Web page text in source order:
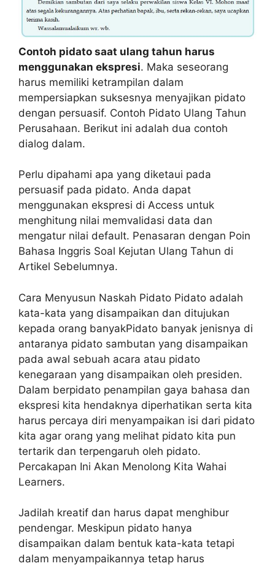
Contoh pidato saat ulang tahun harus
menggunakan ekspresi. Maka seseorang
harus memiliki ketrampilan dalam
mempersiapkan suksesnya menyajikan pidato
dengan persuasif. Contoh Pidato Ulang Tahun
Perusahaan. Berikut ini adalah dua contoh
dialog dalam.
Perlu dipahami apa yang diketaui pada
persuasif pada pidato. Anda dapat
menggunakan ekspresi di Access untuk
menghitung nilai memvalidasi data dan
mengatur nilai default. Penasaran dengan Poin
Bahasa Inggris Soal Kejutan Ulang Tahun di
Artikel Sebelumnya.
Cara Menyusun Naskah Pidato Pidato adalah
kata-kata yang disampaikan dan ditujukan
kepada orang banyakPidato banyak jenisnya di
antaranya pidato sambutan yang disampaikan
pada awal sebuah acara atau pidato
kenegaraan yang disampaikan oleh presiden.
Dalam berpidato penampilan gaya bahasa dan
ekspresi kita hendaknya diperhatikan serta kita
harus percaya diri menyampaikan isi dari pidato
kita agar orang yang melihat pidato kita pun
tertarik dan terpengaruh oleh pidato.
Percakapan Ini Akan Menolong Kita Wahai
Learners.
Jadilah kreatif dan harus dapat menghibur
pendengar. Meskipun pidato hanya
disampaikan dalam bentuk kata-kata tetapi
dalam menyampaikannya tetap harus